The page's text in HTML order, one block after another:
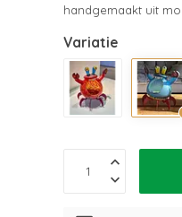
handgemaakt uit
Variatie